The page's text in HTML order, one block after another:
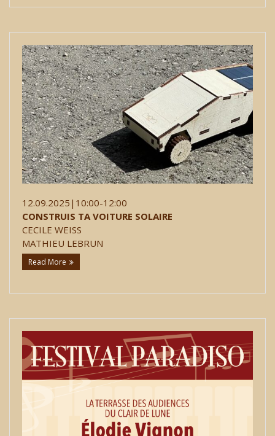
12.09.2025|10:00-12:00
CONSTRUIS TA VOITURE SOLAIRE
CECILE WEISS
MATHIEU LEBRUN
Read More